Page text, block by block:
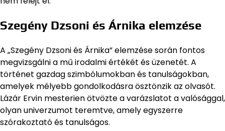
Szegény Dzsoni és Árnika elemzése
A „Szegény Dzsoni és Árnika” elemzése során fontos
megvizsgálni a mű irodalmi értékét és üzenetét. A
történet gazdag szimbólumokban és tanulságokban,
amelyek mélyebb gondolkodásra ösztönzik az olvasót.
Lázár Ervin mesterien ötvözte a varázslatot a valósággal,
olyan univerzumot teremtve, amely egyszerre
szórakoztató és tanulságos.